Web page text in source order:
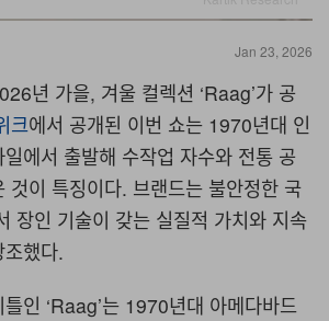
Jan 23, 2026
년 가을, 겨울 컬렉션 ‘Raag’가 공
크에서 공개된 이번 쇼는 1970년대 인
에서 출발해 수작업 자수와 전통 공
것이 특징이다. 브랜드는 불안정한 국
장인 기술이 갖는 실질적 가치와 지속
했다.
인 ‘Raag’는 1970년대 아메다바드